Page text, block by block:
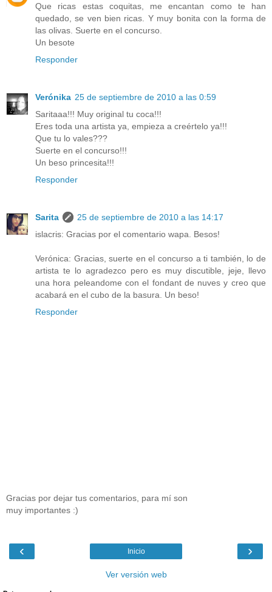
Que ricas estas coquitas, me encantan como te han
quedado, se ven bien ricas. Y muy bonita con la forma de
las olivas. Suerte en el concurso.
Un besote
Responder
Verónika 25 de septiembre de 2010 a las 0:59
Saritaaa!!! Muy original tu coca!!!
Eres toda una artista ya, empieza a creértelo ya!!!
Que tu lo vales???
Suerte en el concurso!!!
Un beso princesita!!!
Responder
Sarita
25 de septiembre de 2010 a las 14:17
islacris: Gracias por el comentario wapa. Besos!
Verónica: Gracias, suerte en el concurso a ti también, lo de
artista te lo agradezco pero es muy discutible, jeje, llevo
una hora peleandome con el fondant de nuves y creo que
acabará en el cubo de la basura. Un beso!
Responder
Gracias por dejar tus comentarios, para mí son
muy importantes :)
‹ ›
Inicio
Ver versión web